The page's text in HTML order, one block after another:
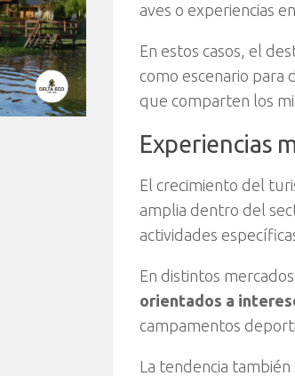
aves o experiencias
En estos casos, el
como escenario para
que comparten los
Experiencias
El crecimiento del
amplia dentro del
actividades
En distintos
orientados a
campamentos
La tendencia